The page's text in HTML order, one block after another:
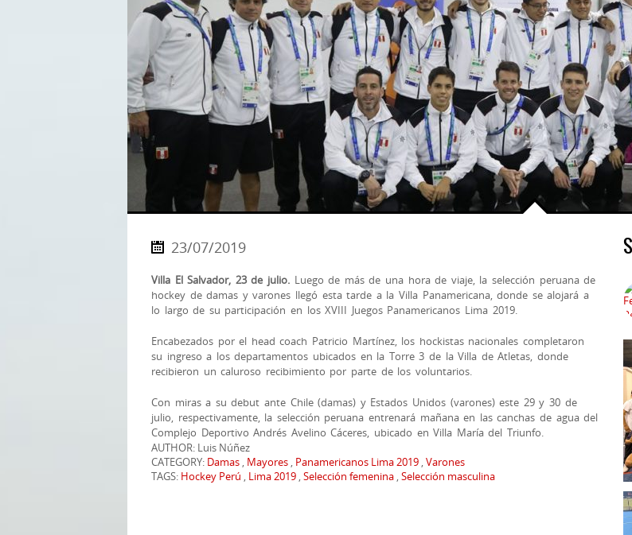
23/07/2019
Villa El Salvador, 23 de julio. Luego de más de una hora de viaje, la selección peruana de
hockey de damas y varones llegó esta tarde a la Villa Panamericana, donde se alojará a
lo largo de su participación en los XVIII Juegos Panamericanos Lima 2019.
Encabezados por el head coach Patricio Martínez, los hockistas nacionales completaron
su ingreso a los departamentos ubicados en la Torre 3 de la Villa de Atletas, donde
recibieron un caluroso recibimiento por parte de los voluntarios.
Con miras a su debut ante Chile (damas) y Estados Unidos (varones) este 29 y 30 de
julio, respectivamente, la selección peruana entrenará mañana en las canchas de agua del
Complejo Deportivo Andrés Avelino Cáceres, ubicado en Villa María del Triunfo.
AUTHOR: Luis Núñez
CATEGORY: Damas , Mayores , Panamericanos Lima 2019 ,Varones
TAGS: Hockey Perú , Lima 2019 ,Selección femenina ,Selección masculina